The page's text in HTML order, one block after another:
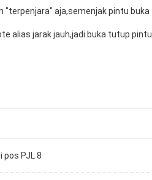
"terpenjara" aja,semenjak pintu buka
alias jarak jauh,jadi buka tutup pintu
pos PJL 8